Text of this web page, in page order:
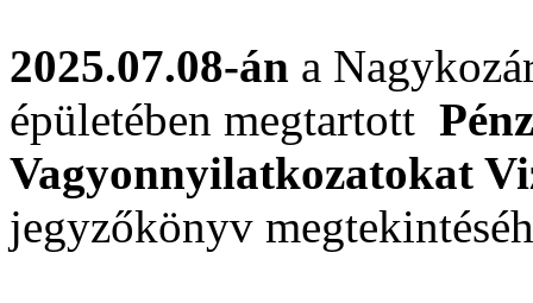
2025.07.08-án a
épületében megtartott
Vagyonnyilatkozatokat
jegyzőkönyv